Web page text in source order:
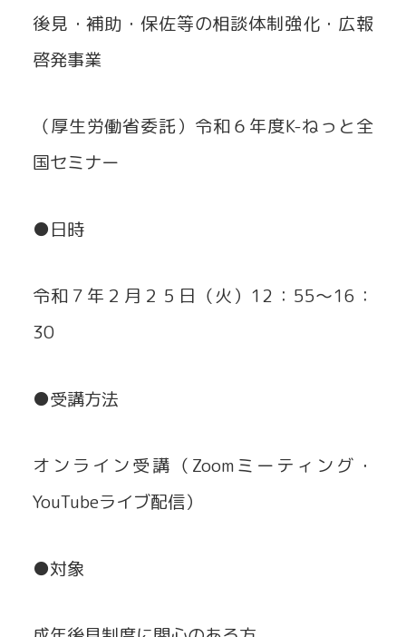
後見・補助・保佐等の相談体制強化・広報
啓発事業
（厚生労働省委託）令和６年度K-ねっと全
国セミナー
●日時
令和７年２月２５日（火）12：55～16：
30
●受講方法
オンライン受講（Zoomミーティング・
YouTubeライブ配信）
●対象